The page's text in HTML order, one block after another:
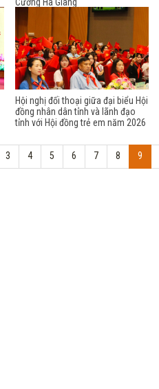
Hội nghị đối thoại giữa đại biểu Hội
đồng nhân dân tỉnh và lãnh đạo
tỉnh với Hội đồng trẻ em năm 2026
3 4 5 6 7 8 9